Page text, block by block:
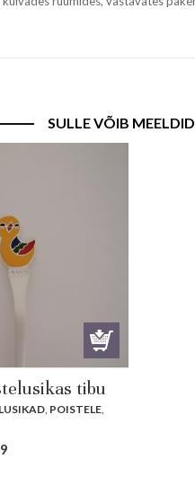
SULLE VÕIB
tibu
, POISTELE,